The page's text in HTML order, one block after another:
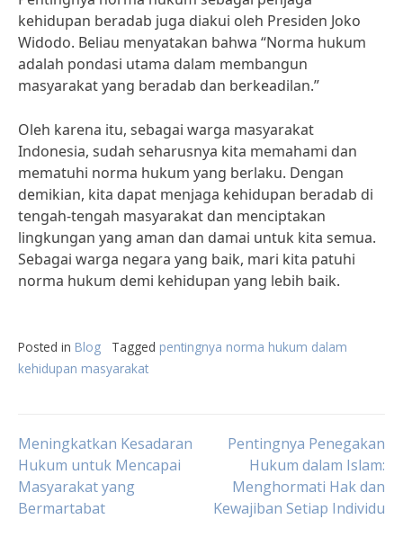
kehidupan beradab juga diakui oleh Presiden Joko
Widodo. Beliau menyatakan bahwa “Norma hukum
adalah pondasi utama dalam membangun
masyarakat yang beradab dan berkeadilan.”
Oleh karena itu, sebagai warga masyarakat
Indonesia, sudah seharusnya kita memahami dan
mematuhi norma hukum yang berlaku. Dengan
demikian, kita dapat menjaga kehidupan beradab di
tengah-tengah masyarakat dan menciptakan
lingkungan yang aman dan damai untuk kita semua.
Sebagai warga negara yang baik, mari kita patuhi
norma hukum demi kehidupan yang lebih baik.
Posted in Blog Tagged pentingnya norma hukum dalam
kehidupan masyarakat
Post
navigation
Meningkatkan Kesadaran
Hukum untuk Mencapai
Masyarakat yang
Bermartabat
Pentingnya Penegakan
Hukum dalam Islam:
Menghormati Hak dan
Kewajiban Setiap Individu